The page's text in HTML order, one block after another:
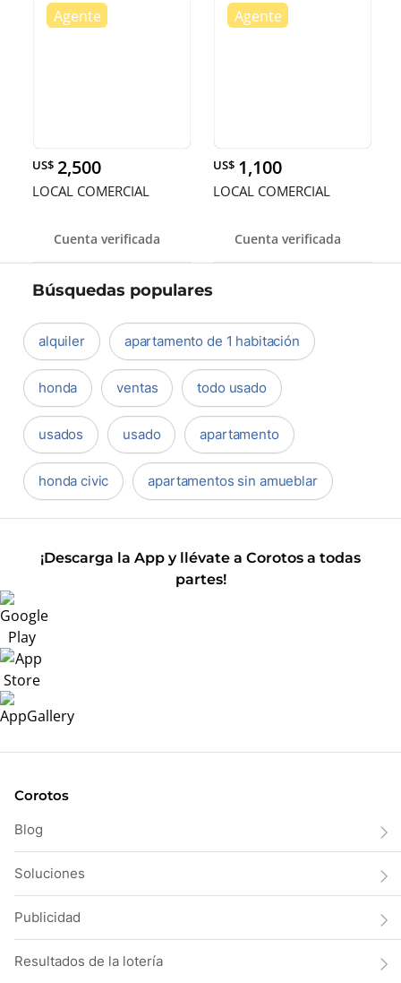
US$ 2,500
LOCAL COMERCIAL
Cuenta verificada
US$ 1,100
LOCAL COMERCIAL
Cuenta verificada
Búsquedas populares
alquiler apartamento de 1 habitación
honda ventas todo usado
usados usado apartamento
honda civic apartamentos sin amueblar
¡Descarga la App y llévate a Corotos a todas
partes!
Corotos
Blog
Soluciones
Publicidad
Resultados de la lotería